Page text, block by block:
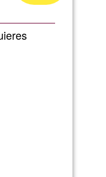
Ğ1